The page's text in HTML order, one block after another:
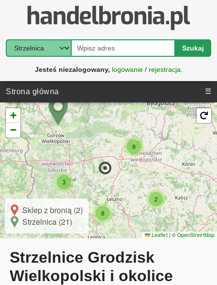
Szukaj
Jesteś niezalogowany, logowanie/ rejestracja
Strona główna ☰
2
3
6
9
+
−
Sklep z bronią (2)
Strzelnica (21)
Leaflet | ©OpenStreetMap
Strzelnice Grodzisk
Wielkopolski i okolice